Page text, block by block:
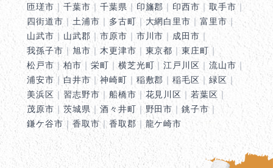
匝瑳市 ｜ 千葉市 ｜ 千葉県 ｜ 印旛郡 ｜ 印西市 ｜取手市 ｜
四街道市 ｜ 土浦市 ｜ 多古町 ｜ 大網白里市 ｜富里市 ｜
山武市 ｜ 山武郡 ｜ 市原市 ｜ 市川市 ｜ 成田市 ｜
我孫子市 ｜ 旭市 ｜ 木更津市 ｜ 東京都 ｜東庄町 ｜
松戸市｜柏市 ｜ 栄町 ｜ 横芝光町 ｜江戸川区 ｜流山市 ｜
浦安市｜白井市｜神崎町 ｜ 稲敷郡 ｜稲毛区 ｜緑区 ｜
美浜区 ｜ 習志野市 ｜ 船橋市 ｜ 花見川区 ｜若葉区 ｜
茂原市 ｜ 茨城県 ｜酒々井町 ｜ 野田市 ｜銚子市｜
鎌ケ谷市｜香取市｜香取郡｜ 龍ケ崎市